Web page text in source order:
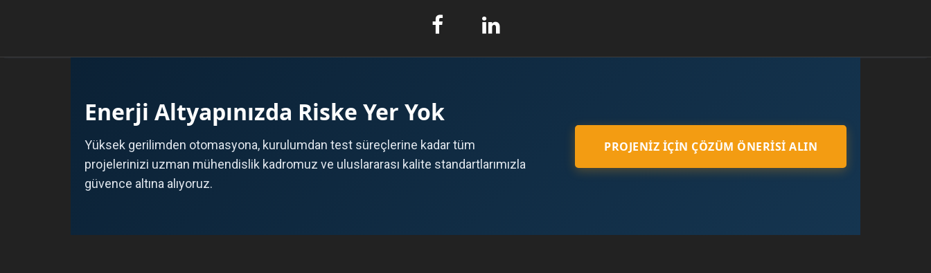
Enerji Altyapınızda Riske Yer Yok
Yüksek gerilimden otomasyona, kurulumdan test süreçlerine kadar tüm
projelerinizi uzman mühendislik kadromuz ve uluslararası kalite standartlarımızla
güvence altına alıyoruz.
PROJENIZ İÇIN ÇÖZÜM ÖNERISI ALIN